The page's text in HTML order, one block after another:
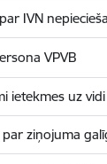
IVN
VPVB
ietekmes uz
ziņojuma